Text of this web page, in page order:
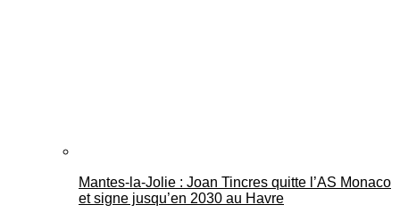
Mantes-la-Jolie : Joan Tincres quitte l’AS Monaco
et signe jusqu’en 2030 au Havre